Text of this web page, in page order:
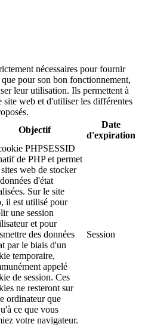
nécessaires pour fournir
pour son bon fonctionnement,
leur utilisation. Ils permettent à
web et d'utiliser les différentes
Objectif
Date
d'expiration
PHPSESSID
de PHP et permet
web de stocker
d'état
Sur le site
il est utilisé pour
une session
et pour
des données
par le biais d'un
temporaire,
appelé
de session. Ces
ne resteront sur
ordinateur que
ce que vous
votre navigateur.
Session